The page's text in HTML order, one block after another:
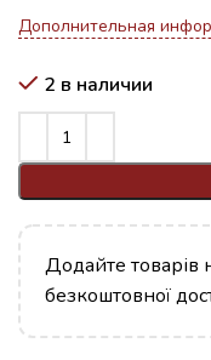
Дополнительная
2 в наличии
Додайте товарів
безкоштовної